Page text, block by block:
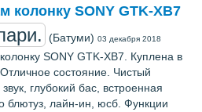
колонку SONY GTK-XB7
(Батуми) 03 декабря 2018
SONY GTK-XB7. Куплена в
Отличное состояние. Чистый
глубокий бас, встроенная
блютуз, лайн-ин, юсб. Функции